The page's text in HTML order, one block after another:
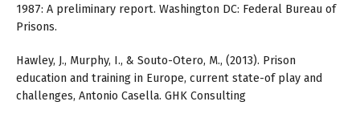
1987: A preliminary report. Washington DC: Federal Bureau of
Prisons.
Hawley, J., Murphy, I., & Souto-Otero, M., (2013). Prison
education and training in Europe, current state-of play and
challenges, Antonio Casella. GHK Consulting